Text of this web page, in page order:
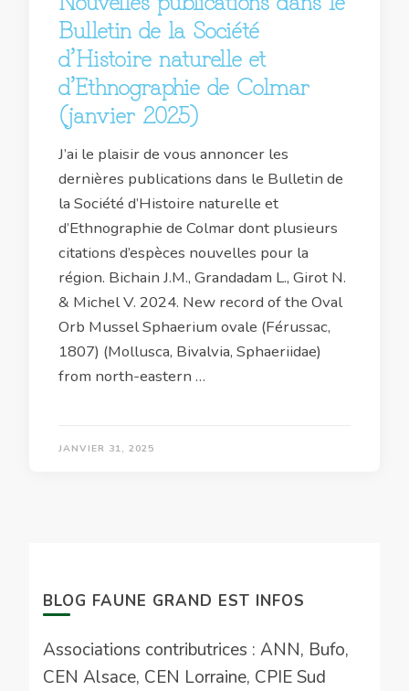
Bulletin de la Société
d’Histoire naturelle et
d’Ethnographie de Colmar
(janvier 2025)
J’ai le plaisir de vous annoncer les
dernières publications dans le Bulletin de
la Société d’Histoire naturelle et
d’Ethnographie de Colmar dont plusieurs
citations d’espèces nouvelles pour la
région. Bichain J.M., Grandadam L., Girot N.
& Michel V. 2024. New record of the Oval
Orb Mussel Sphaerium ovale (Férussac,
1807) (Mollusca, Bivalvia, Sphaeriidae)
from north-eastern …
JANVIER 31, 2025
BLOG FAUNE GRAND EST INFOS
Associations contributrices : ANN, Bufo,
CEN Alsace, CEN Lorraine, CPIE Sud